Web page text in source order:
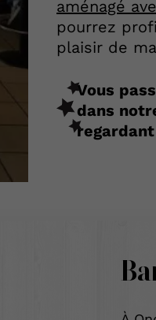
aménagé
pourrez
plaisir de
Vous
dans